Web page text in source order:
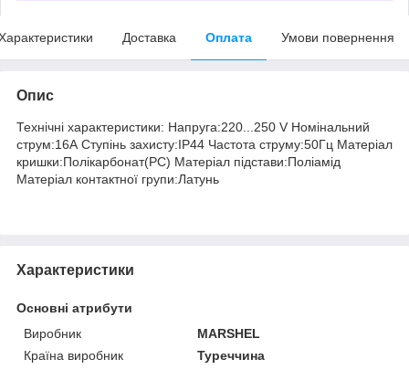
Доставка Оплата Умови повернення
Опис
Технічні характеристики: Напруга:220...250 V Номінальний
струм:16А Ступінь захисту:IP44 Частота струму:50Гц Матеріал
кришки:Полікарбонат(РС) Матеріал підстави:Поліамід
Матеріал контактної групи:Латунь
Характеристики
Основні атрибути
Виробник
MARSHEL
Країна виробник
Туреччина